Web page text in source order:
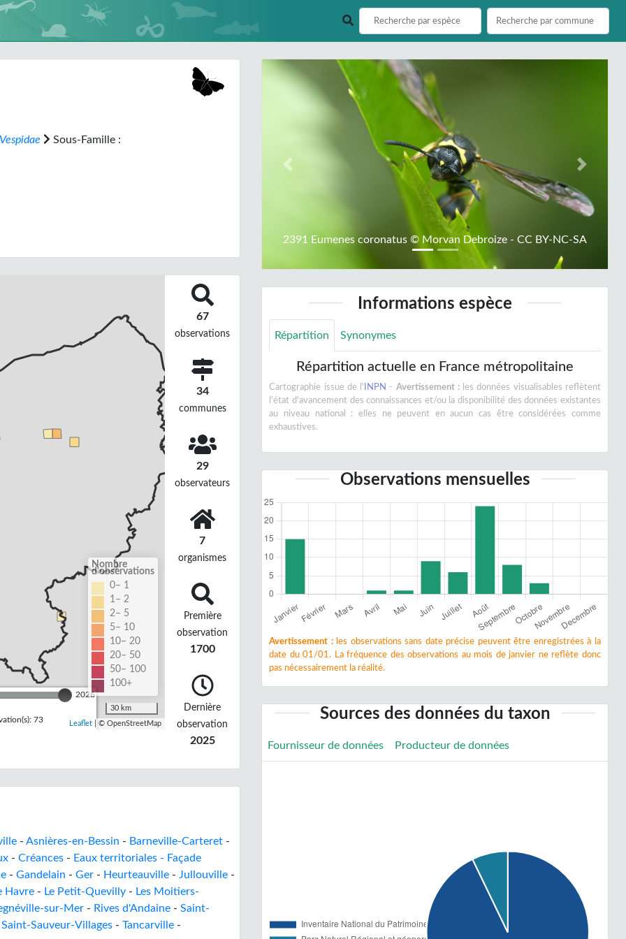
Vespidae Sous-Famille :
2026
73
Nombre
d'observations
0– 1
1– 2
2– 5
5– 10
10– 20
20– 50
50– 100
100+
30 km
Leaflet| © OpenStreetMap
67
observations
34
communes
29
observateurs
7
organismes
Première
observation
1700
Dernière
observation
2025
- Asnières-en-Bessin - Barneville-Carteret -
- Créances - Eaux territoriales - Façade
- Gandelain - Ger - Heurteauville - Jullouville -
Havre - Le Petit-Quevilly - Les Moitiers-
sur-Mer - Rives d'Andaine - Saint-
Saint-Sauveur-Villages - Tancarville -
2391 Eumenes coronatus © Morvan Debroize - CC BY-NC-SA
Previous Next
Informations espèce
Répartition Synonymes
Répartition actuelle en France métropolitaine
Cartographie issue de l' INPN - Avertissement :les données visualisables reflètent
l'état d'avancement des connaissances et/ou la disponibilité des données existantes
au niveau national : elles ne peuvent en aucun cas être considérées comme
exhaustives.
Observations mensuelles
Avertissement :les observations sans date précise peuvent être enregistrées à la
date du 01/01. La fréquence des observations au mois de janvier ne reflète donc
pas nécessairement la réalité.
Sources des données du taxon
Fournisseur de données Producteur de données